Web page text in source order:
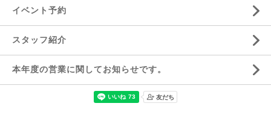
イベント予約
スタッフ紹介
本年度の営業に関してお知らせです。